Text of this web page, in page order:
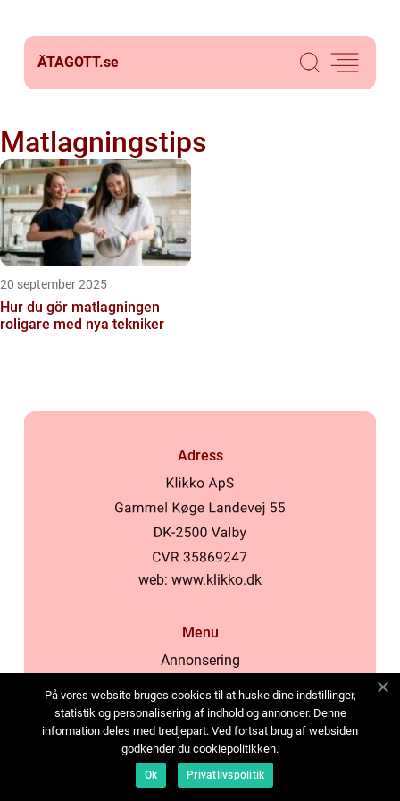
ÄTAGOTT.se
Matlagningstips
20 september 2025
Hur du gör matlagningen
roligare med nya tekniker
Adress
web: www.klikko.dk
Menu
Annonsering
Cookies
Kontakta oss
Sitemap
På vores website bruges cookies til at huske dine indstillinger,
statistik og personalisering af indhold og annoncer. Denne
information deles med tredjepart. Ved fortsat brug af websiden
godkender du cookiepolitikken.
Ok Privatlivspolitik